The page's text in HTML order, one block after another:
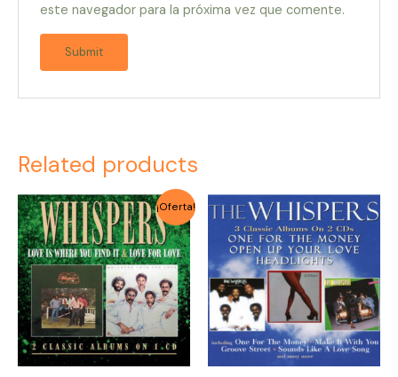
este navegador para la próxima vez que comente.
Related products
¡Oferta!
Original
price
was:
$4.000.
Current
price
is:
$3.500.